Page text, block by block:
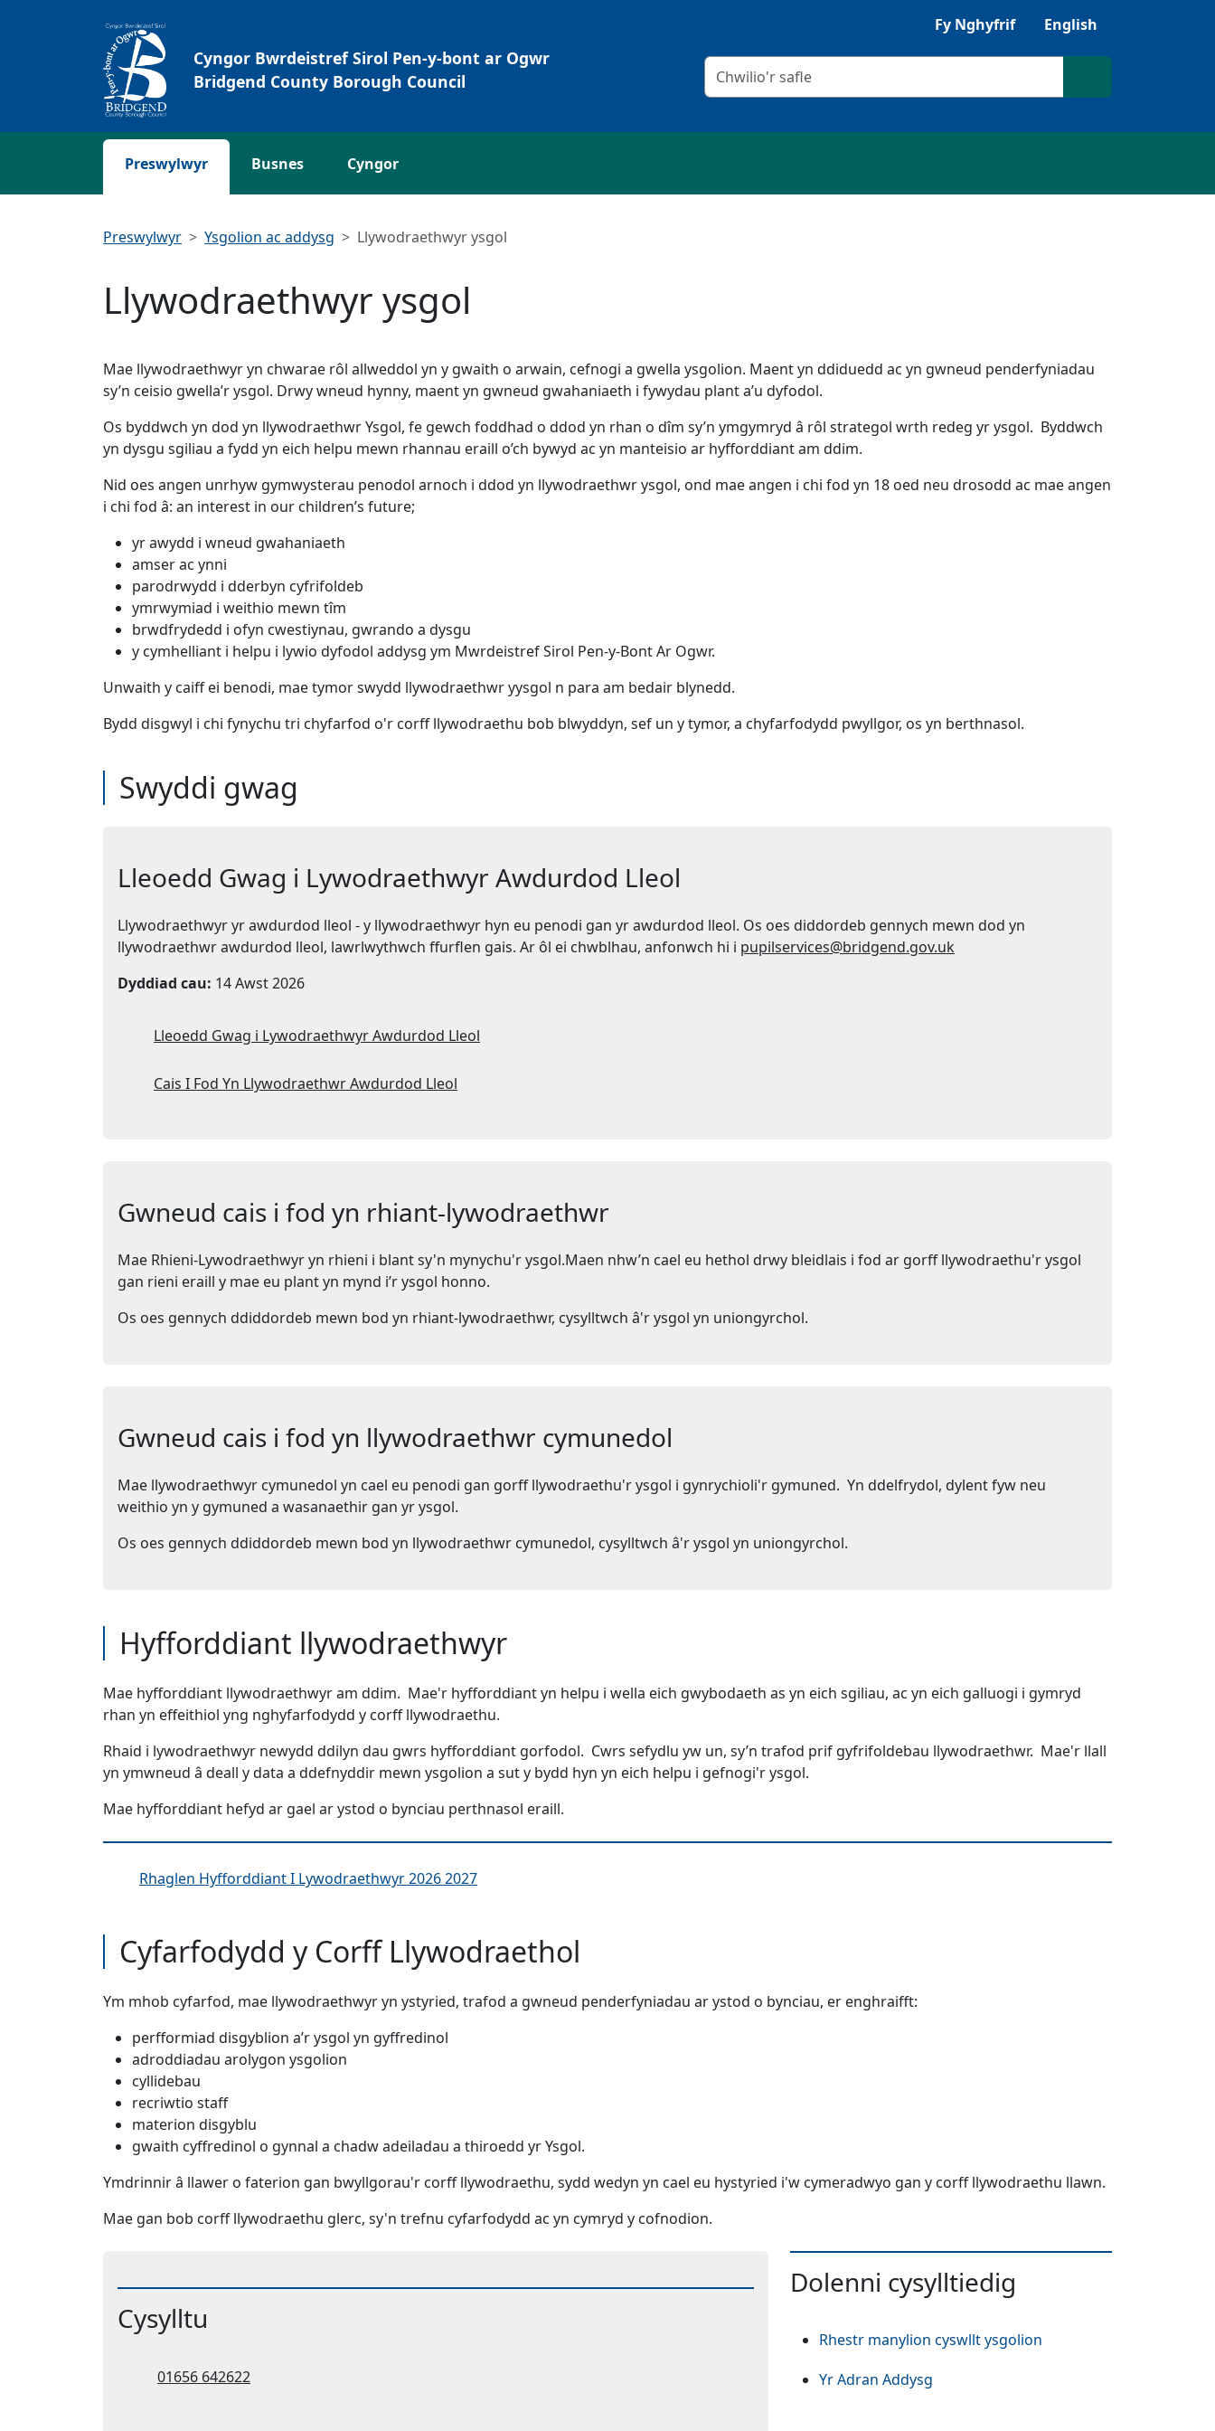
Gwrandewch gyda Browsealoud
Fy Nghyfrif English
Cyngor Bwrdeistref Sirol Pen-y-bont ar Ogwr
Bridgend County Borough Council
Meini prawf chwilio
Chwilio'r safle
Preswylwyr Busnes Cyngor
Preswylwyr Ysgolion ac addysg Llywodraethwyr ysgol
Llywodraethwyr ysgol
Mae llywodraethwyr yn chwarae rôl allweddol yn y gwaith o arwain, cefnogi a gwella ysgolion. Maent yn ddiduedd ac yn gwneud penderfyniadau
sy’n ceisio gwella’r ysgol. Drwy wneud hynny, maent yn gwneud gwahaniaeth i fywydau plant a’u dyfodol.
Os byddwch yn dod yn llywodraethwr Ysgol, fe gewch foddhad o ddod yn rhan o dîm sy’n ymgymryd â rôl strategol wrth redeg yr ysgol. Byddwch
yn dysgu sgiliau a fydd yn eich helpu mewn rhannau eraill o’ch bywyd ac yn manteisio ar hyfforddiant am ddim.
Nid oes angen unrhyw gymwysterau penodol arnoch i ddod yn llywodraethwr ysgol, ond mae angen i chi fod yn 18 oed neu drosodd ac mae angen
i chi fod â: an interest in our children’s future;
yr awydd i wneud gwahaniaeth
amser ac ynni
parodrwydd i dderbyn cyfrifoldeb
ymrwymiad i weithio mewn tîm
brwdfrydedd i ofyn cwestiynau, gwrando a dysgu
y cymhelliant i helpu i lywio dyfodol addysg ym Mwrdeistref Sirol Pen-y-Bont Ar Ogwr.
Unwaith y caiff ei benodi, mae tymor swydd llywodraethwr yysgol n para am bedair blynedd.
Bydd disgwyl i chi fynychu tri chyfarfod o'r corff llywodraethu bob blwyddyn, sef un y tymor, a chyfarfodydd pwyllgor, os yn berthnasol.
Swyddi gwag
Lleoedd Gwag i Lywodraethwyr Awdurdod Lleol
Llywodraethwyr yr awdurdod lleol - y llywodraethwyr hyn eu penodi gan yr awdurdod lleol. Os oes diddordeb gennych mewn dod yn
llywodraethwr awdurdod lleol, lawrlwythwch ffurflen gais. Ar ôl ei chwblhau, anfonwch hi i pupilservices@bridgend.gov.uk
Dyddiad cau: 14 Awst 2026
Lleoedd Gwag i Lywodraethwyr Awdurdod Lleol
Cais I Fod Yn Llywodraethwr Awdurdod Lleol
Gwneud cais i fod yn rhiant-lywodraethwr
Mae Rhieni-Lywodraethwyr yn rhieni i blant sy'n mynychu'r ysgol.Maen nhw’n cael eu hethol drwy bleidlais i fod ar gorff llywodraethu'r ysgol
gan rieni eraill y mae eu plant yn mynd i’r ysgol honno.
Os oes gennych ddiddordeb mewn bod yn rhiant-lywodraethwr, cysylltwch â'r ysgol yn uniongyrchol.
Gwneud cais i fod yn llywodraethwr cymunedol
Mae llywodraethwyr cymunedol yn cael eu penodi gan gorff llywodraethu'r ysgol i gynrychioli'r gymuned. Yn ddelfrydol, dylent fyw neu
weithio yn y gymuned a wasanaethir gan yr ysgol.
Os oes gennych ddiddordeb mewn bod yn llywodraethwr cymunedol, cysylltwch â'r ysgol yn uniongyrchol.
Hyfforddiant llywodraethwyr
Mae hyfforddiant llywodraethwyr am ddim. Mae'r hyfforddiant yn helpu i wella eich gwybodaeth as yn eich sgiliau, ac yn eich galluogi i gymryd
rhan yn effeithiol yng nghyfarfodydd y corff llywodraethu.
Rhaid i lywodraethwyr newydd ddilyn dau gwrs hyfforddiant gorfodol. Cwrs sefydlu yw un, sy’n trafod prif gyfrifoldebau llywodraethwr. Mae'r llall
yn ymwneud â deall y data a ddefnyddir mewn ysgolion a sut y bydd hyn yn eich helpu i gefnogi'r ysgol.
Mae hyfforddiant hefyd ar gael ar ystod o bynciau perthnasol eraill.
Rhaglen Hyfforddiant I Lywodraethwyr 2026 2027
Cyfarfodydd y Corff Llywodraethol
Ym mhob cyfarfod, mae llywodraethwyr yn ystyried, trafod a gwneud penderfyniadau ar ystod o bynciau, er enghraifft:
perfformiad disgyblion a’r ysgol yn gyffredinol
adroddiadau arolygon ysgolion
cyllidebau
recriwtio staff
materion disgyblu
gwaith cyffredinol o gynnal a chadw adeiladau a thiroedd yr Ysgol.
Ymdrinnir â llawer o faterion gan bwyllgorau'r corff llywodraethu, sydd wedyn yn cael eu hystyried i'w cymeradwyo gan y corff llywodraethu llawn.
Mae gan bob corff llywodraethu glerc, sy'n trefnu cyfarfodydd ac yn cymryd y cofnodion.
Cysylltu
Ffôn:
01656 642622
Dolenni cysylltiedig
Rhestr manylion cyswllt ysgolion
Yr Adran Addysg